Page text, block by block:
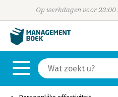
Op werkdagen voor